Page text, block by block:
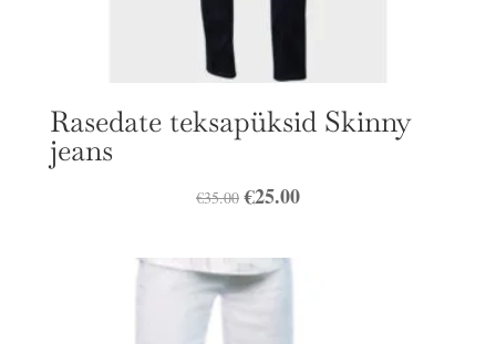
Rasedate teksapüksid Skinny
jeans
€35.00 Algne
oli:
€35.00.
€25.00Praegune